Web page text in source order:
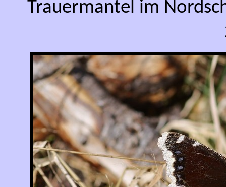
Trauermantel im